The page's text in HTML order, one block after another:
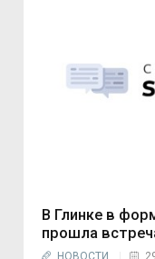
В Глинке в
прошла
НОВОСТИ